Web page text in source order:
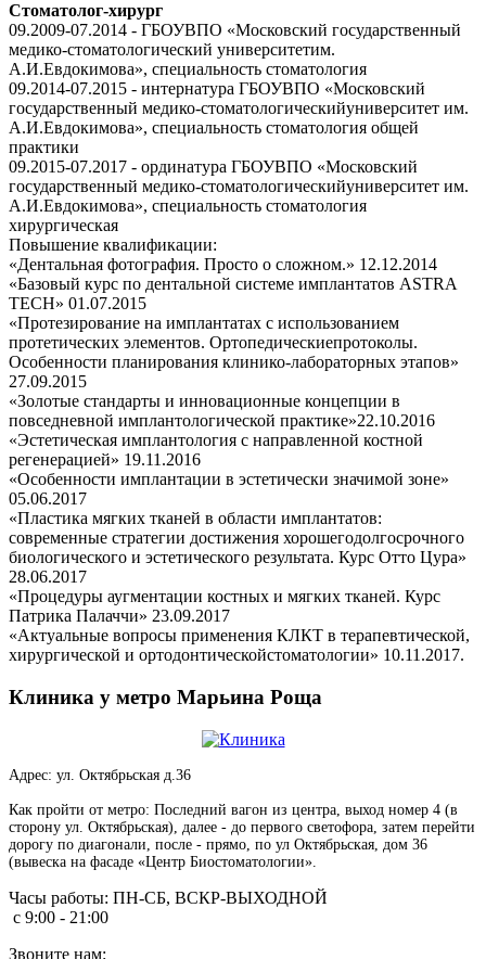
Cтоматолог-хирург
09.2009-07.2014 - ГБОУВПО «Московский государственный
медико-стоматологический университетим.
А.И.Евдокимова», специальность стоматология
09.2014-07.2015 - интернатура ГБОУВПО «Московский
государственный медико-стоматологическийуниверситет им.
А.И.Евдокимова», специальность стоматология общей
практики
09.2015-07.2017 - ординатура ГБОУВПО «Московский
государственный медико-стоматологическийуниверситет им.
А.И.Евдокимова», специальность стоматология
хирургическая
Повышение квалификации:
«Дентальная фотография. Просто о сложном.» 12.12.2014
«Базовый курс по дентальной системе имплантатов ASTRA
TECH» 01.07.2015
«Протезирование на имплантатах с использованием
протетических элементов. Ортопедическиепротоколы.
Особенности планирования клинико-лабораторных этапов»
27.09.2015
«Золотые стандарты и инновационные концепции в
повседневной имплантологической практике»22.10.2016
«Эстетическая имплантология с направленной костной
регенерацией» 19.11.2016
«Особенности имплантации в эстетически значимой зоне»
05.06.2017
«Пластика мягких тканей в области имплантатов:
современные стратегии достижения хорошегодолгосрочного
биологического и эстетического результата. Курс Отто Цура»
28.06.2017
«Процедуры аугментации костных и мягких тканей. Курс
Патрика Палаччи» 23.09.2017
«Актуальные вопросы применения КЛКТ в терапевтической,
хирургической и ортодонтическойстоматологии» 10.11.2017.
Клиника у метро Марьина Роща
Адрес: ул. Октябрьская д.36
Как пройти от метро: Последний вагон из центра, выход номер 4 (в
сторону ул. Октябрьская), далее - до первого светофора, затем перейти
дорогу по диагонали, после - прямо, по ул Октябрьская, дом 36
(вывеска на фасаде «Центр Биостоматологии».
Часы работы: ПН-СБ, ВСКР-ВЫХОДНОЙ
с 9:00 - 21:00
Звоните нам: